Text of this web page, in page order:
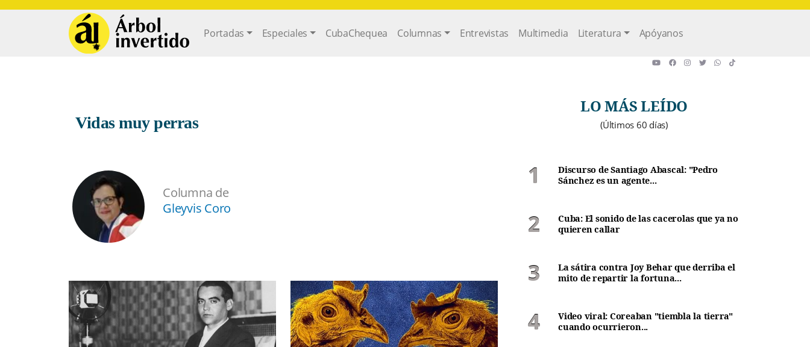
Main navigation
Portadas Especiales CubaChequea Columnas Entrevistas Multimedia Literatura Apóyanos
Vidas muy perras
Columna de
Gleyvis Coro
LO MÁS LEÍDO
(Últimos 60 días)
Discurso de Santiago Abascal: "Pedro
Sánchez es un agente...
Cuba: El sonido de las cacerolas que ya no
quieren callar
La sátira contra Joy Behar que derriba el
mito de repartir la fortuna...
Video viral: Coreaban "tiembla la tierra"
cuando ocurrieron...